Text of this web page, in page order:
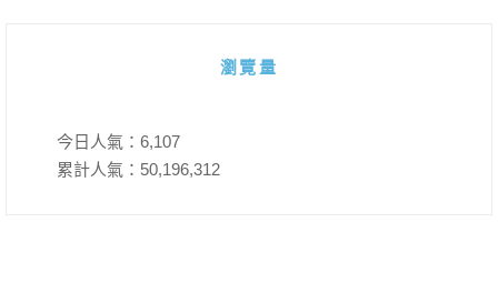
瀏覽量
今日人氣： 6,107
累計人氣： 50,196,312